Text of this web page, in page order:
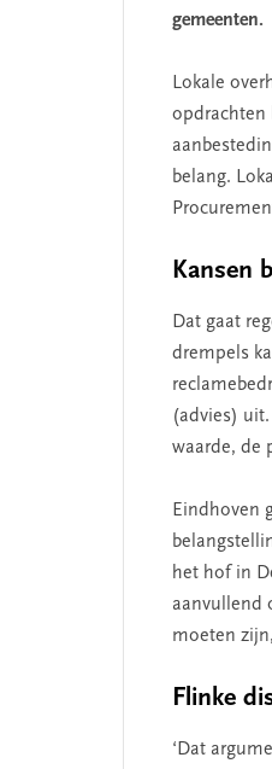
gemeenten.
Lokale
opdrachten
belang.
Kansen
Dat gaat
drempels
(advies)
waarde, de
Eindhoven
het hof in
aanvullend
moeten
Flinke
‘Dat
missie van Segment